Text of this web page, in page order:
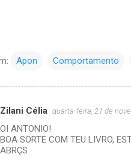
Apon Comportamento
Zilani Célia quarta-feira, 21 de
OI ANTONIO!
BOA SORTE COM TEU LIVRO,
ABRÇS